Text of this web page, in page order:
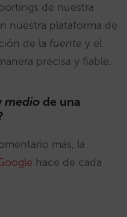
de nuestra
nuestra plataforma de
de la fuente y el
precisa y fiable.
medio de una
más, la
hace de cada